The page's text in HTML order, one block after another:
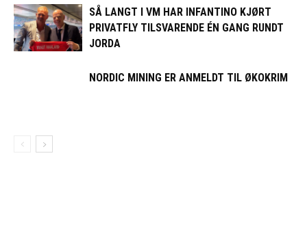
SÅ LANGT I VM HAR INFANTINO KJØRT
PRIVATFLY TILSVARENDE ÉN GANG RUNDT
JORDA
NORDIC MINING ER ANMELDT TIL ØKOKRIM